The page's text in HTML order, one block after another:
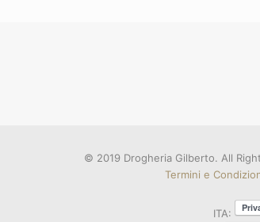
© 2019 Drogheria Gilberto. All
Termini e
ITA: